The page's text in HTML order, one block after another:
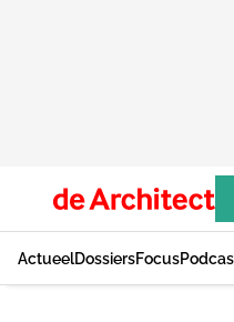
ActueelDossiersFocus